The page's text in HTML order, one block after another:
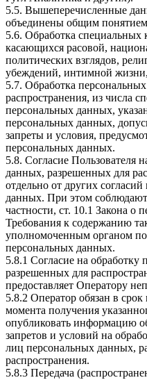
5.5. Вышеперечисленные
объединены общим
5.6. Обработка специальных
касающихся расовой,
политических взглядов,
убеждений, интимной
5.7. Обработка
распространения, из числа
персональных данных,
персональных данных,
запреты и условия,
персональных данных.
5.8. Согласие Пользователя
данных, разрешенных для
отдельно от других
данных. При этом
частности, ст. 10.1 Закона о
Требования к содержанию
уполномоченным органом по
персональных данных.
5.8.1 Согласие на обработку
разрешенных для
предоставляет Оператору
5.8.2 Оператор обязан в
момента получения
опубликовать информацию
запретов и условий на
лиц персональных данных,
распространения.
5.8.3 Передача